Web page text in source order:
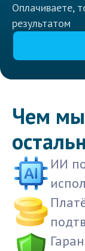
Оплачиваете,
результатом
Чем
ИИ